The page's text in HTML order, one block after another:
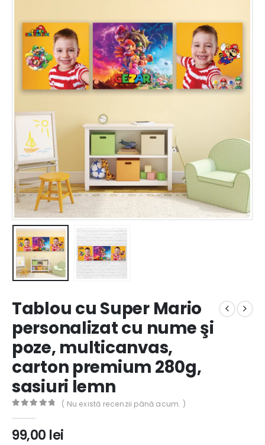
Tablou cu Super Mario
personalizat cu nume şi
poze, multicanvas,
carton premium 280g,
sasiuri lemn
( Nu există recenzii până acum. )
99,00 lei